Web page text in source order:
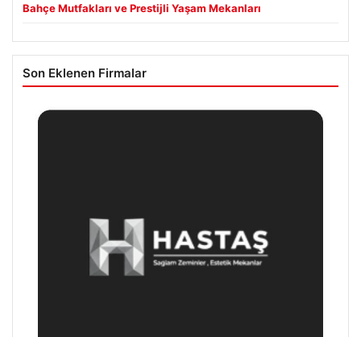
Bahçe Mutfakları ve Prestijli Yaşam Mekanları
Son Eklenen Firmalar